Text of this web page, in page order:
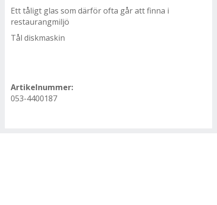
Ett tåligt glas som därför ofta går att finna i
restaurangmiljö
Tål diskmaskin
Artikelnummer:
053-4400187